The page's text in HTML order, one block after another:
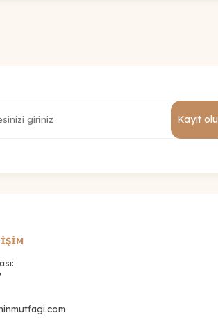
Kayıt